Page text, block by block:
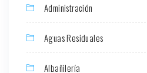
Administración
Aguas Residuales
Albañilería